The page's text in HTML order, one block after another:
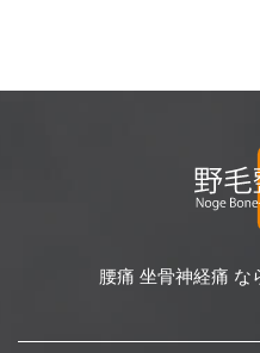
腰痛 坐骨神経痛 な